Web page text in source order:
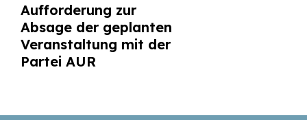
Aufforderung zur
Absage der geplanten
Veranstaltung mit der
Partei AUR